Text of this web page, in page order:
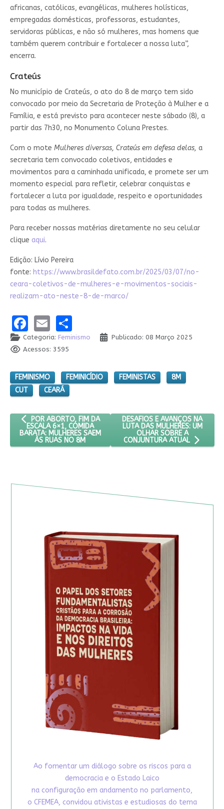
africanas, católicas, evangélicas, mulheres holísticas,
empregadas domésticas, professoras, estudantes,
servidoras públicas, e não só mulheres, mas homens que
também querem contribuir e fortalecer a nossa luta”,
encerra.
Crateús
No município de Crateús, o ato do 8 de março tem sido
convocado por meio da Secretaria de Proteção à Mulher e a
Família, e está previsto para acontecer neste sábado (8), a
partir das 7h30, no Monumento Coluna Prestes.
Com o mote Mulheres diversas, Crateús em defesa delas, a
secretaria tem convocado coletivos, entidades e
movimentos para a caminhada unificada, e promete ser um
momento especial para refletir, celebrar conquistas e
fortalecer a luta por igualdade, respeito e oportunidades
para todas as mulheres.
Para receber nossas matérias diretamente no seu celular
clique aqui.
Edição: Lívio Pereira
fonte: https://www.brasildefato.com.br/2025/03/07/no-
ceara-coletivos-de-mulheres-e-movimentos-sociais-
realizam-ato-neste-8-de-marco/
Facebook
EmailShare
Categoria: Feminismo
Publicado: 08 Março 2025
Acessos: 3595
FEMINISMO FEMINICÍDIO FEMINISTAS
8M
CUT
CEARÁ
ARTIGO ANTERIOR: POR ABORTO, FIM DA ESCALA 6×1,
POR ABORTO, FIM DA
ESCALA 6×1, COMIDA
BARATA: MULHERES SAEM
ÀS RUAS NO 8M
PRÓXIMO ARTIGO: DESAFIOS E
DESAFIOS E AVANÇOS NA
LUTA DAS MULHERES: UM
OLHAR SOBRE A
CONJUNTURA ATUAL
Ao fomentar um diálogo sobre os riscos para a
democracia e o Estado Laico
na configuração em andamento no parlamento,
o CFEMEA, convidou ativistas e estudiosas do tema